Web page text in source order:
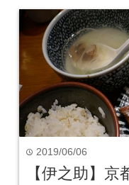
time 2019/06/06
【伊之助】